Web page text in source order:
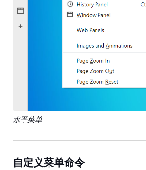
水平菜单
自定义菜单命令